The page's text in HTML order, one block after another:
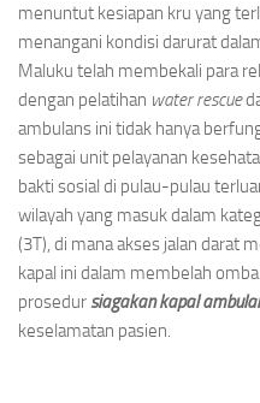
menuntut kesiapan kru yang
menangani kondisi darurat
Maluku telah membekali para
dengan pelatihan water rescue
ambulans ini tidak hanya
sebagai unit pelayanan
bakti sosial di pulau-pulau
wilayah yang masuk dalam
(3T), di mana akses jalan darat
kapal ini dalam membelah
prosedur siagakan kapal
keselamatan pasien.